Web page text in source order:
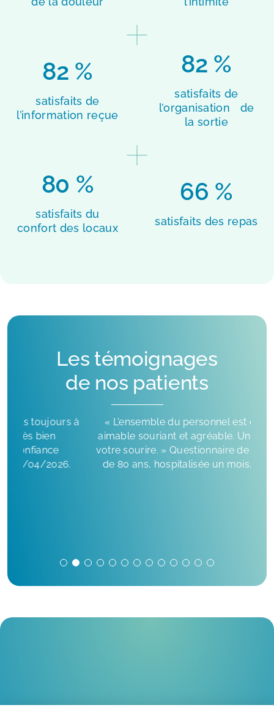
82 %
satisfaits de
l’information reçue
82 %
satisfaits de
l’organisation de
la sortie
80 %
satisfaits du
confort des locaux
66 %
satisfaits des repas
Les témoignages
de nos patients
« L'ensemble du personnel est extrêmement
aimable souriant et agréable. Un grand merci à
votre sourire. » Questionnaire de sortie, Patiente
de 80 ans, hospitalisée un mois, 27/03/2026.